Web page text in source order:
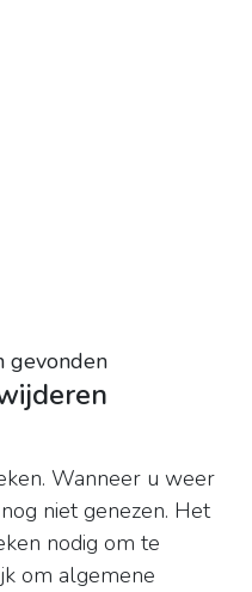
gevonden
Wanneer u weer
niet genezen. Het
nodig om te
om algemene